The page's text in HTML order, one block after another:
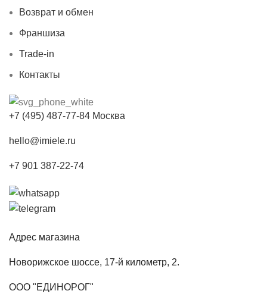
Возврат и обмен
Франшиза
Trade-in
Контакты
+7 (495) 487-77-84 Москва
hello@imiele.ru
+7 901 387-22-74
Адрес магазина
Новорижское шоссе, 17-й километр, 2.
ООО "ЕДИНОРОГ"